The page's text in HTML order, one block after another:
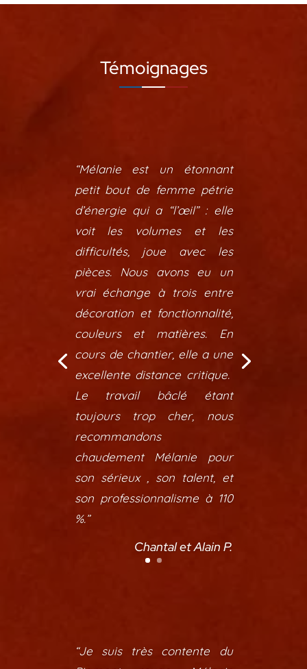
Témoignages
“Mélanie est un étonnant
petit bout de femme pétrie
d’énergie qui a “l’œil” : elle
voit les volumes et les
difficultés, joue avec les
pièces. Nous avons eu un
vrai échange à trois entre
décoration et fonctionnalité,
couleurs et matières. En
cours de chantier, elle a une
excellente distance critique.
Le travail bâclé étant
toujours trop cher, nous
recommandons
chaudement Mélanie pour
son sérieux , son talent, et
son professionnalisme à 110
%.”
Chantal et Alain P.
“Je suis très contente du